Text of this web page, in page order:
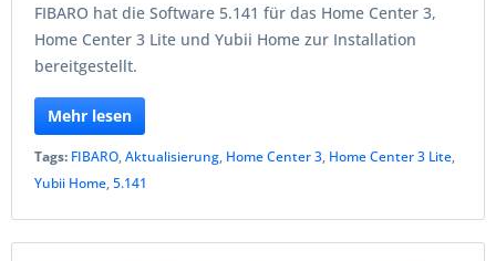
FIBARO hat die Software 5.141 für das Home Center 3,
Home Center 3 Lite und Yubii Home zur Installation
bereitgestellt.
Mehr lesen
Tags: FIBARO,Aktualisierung, Home Center 3, Home Center 3 Lite,
Yubii Home,5.141